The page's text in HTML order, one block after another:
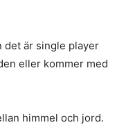
det är single player
eller kommer med
himmel och jord.